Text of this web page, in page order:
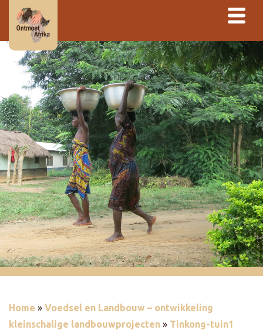
Home » Voedsel en Landbouw – ontwikkeling
kleinschalige landbouwprojecten » Tinkong-tuin1